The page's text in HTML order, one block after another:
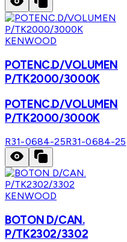
KENWOOD
POTENC.D/VOLUMEN
P/TK2000/3000K
POTENC.D/VOLUMEN
P/TK2000/3000K
R31-0684-25R31-0684-25
KENWOOD
BOTON D/CAN.
P/TK2302/3302